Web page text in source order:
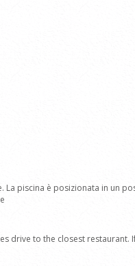
piscina è posizionata in un
drive to the closest restaurant.